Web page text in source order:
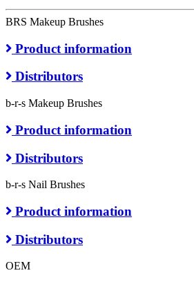
BRS Makeup Brushes
Product information
Distributors
b-r-s Makeup Brushes
Product information
Distributors
b-r-s Nail Brushes
Product information
Distributors
OEM